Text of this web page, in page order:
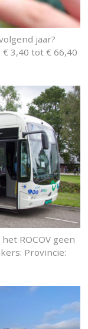
jaar?
3,40 tot € 66,40
ROCOV geen
Provincie: